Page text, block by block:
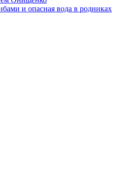
и опасная вода в родниках